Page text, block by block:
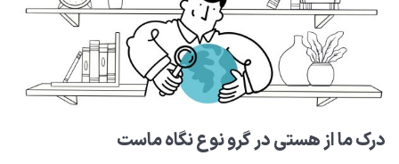
درک ما از هستی در گرو نوع نگاه ماست